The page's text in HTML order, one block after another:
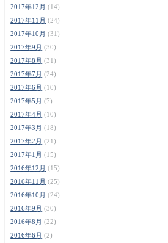
2017年12月 (14)
2017年11月 (24)
2017年10月 (31)
2017年9月 (30)
2017年8月 (31)
2017年7月 (24)
2017年6月 (10)
2017年5月 (7)
2017年4月 (10)
2017年3月 (18)
2017年2月 (21)
2017年1月 (15)
2016年12月 (15)
2016年11月 (25)
2016年10月 (24)
2016年9月 (30)
2016年8月 (22)
2016年6月 (2)